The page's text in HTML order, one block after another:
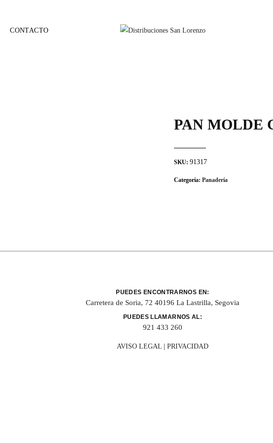
CONTACTO
PAN MOLDE
SKU:91317
Categoría:Panadería
PUEDES ENCONTRARNOS EN:
Carretera de Soria, 72 40196 La Lastrilla, Segovia
PUEDES LLAMARNOS AL:
921 433 260
AVISO LEGAL PRIVACIDAD